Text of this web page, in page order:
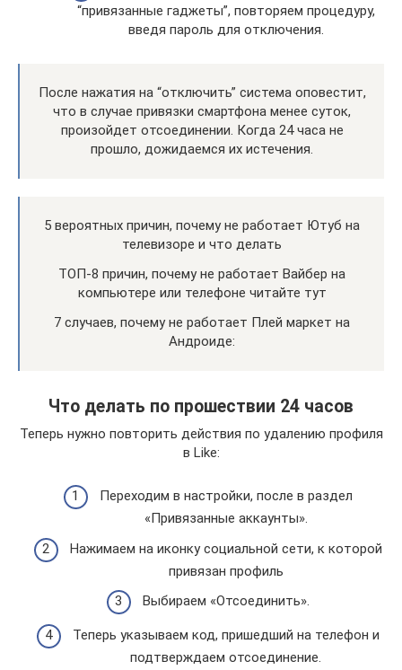
“привязанные гаджеты”, повторяем процедуру,
введя пароль для отключения.
После нажатия на “отключить” система оповестит,
что в случае привязки смартфона менее суток,
произойдет отсоединении. Когда 24 часа не
прошло, дожидаемся их истечения.
5 вероятных причин, почему не работает Ютуб на
телевизоре и что делать
ТОП-8 причин, почему не работает Вайбер на
компьютере или телефоне читайте тут
7 случаев, почему не работает Плей маркет на
Андроиде:
Что делать по прошествии 24 часов
Теперь нужно повторить действия по удалению профиля
в Like:
Переходим в настройки, после в раздел
«Привязанные аккаунты».
Нажимаем на иконку социальной сети, к которой
привязан профиль
Выбираем «Отсоединить».
Теперь указываем код, пришедший на телефон и
подтверждаем отсоединение.